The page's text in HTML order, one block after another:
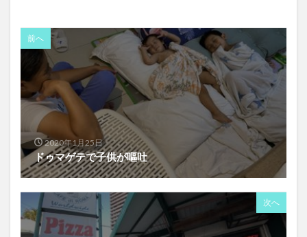
前へ
2020年1月25日
ドゥマゲテで子供が嘔吐
次へ